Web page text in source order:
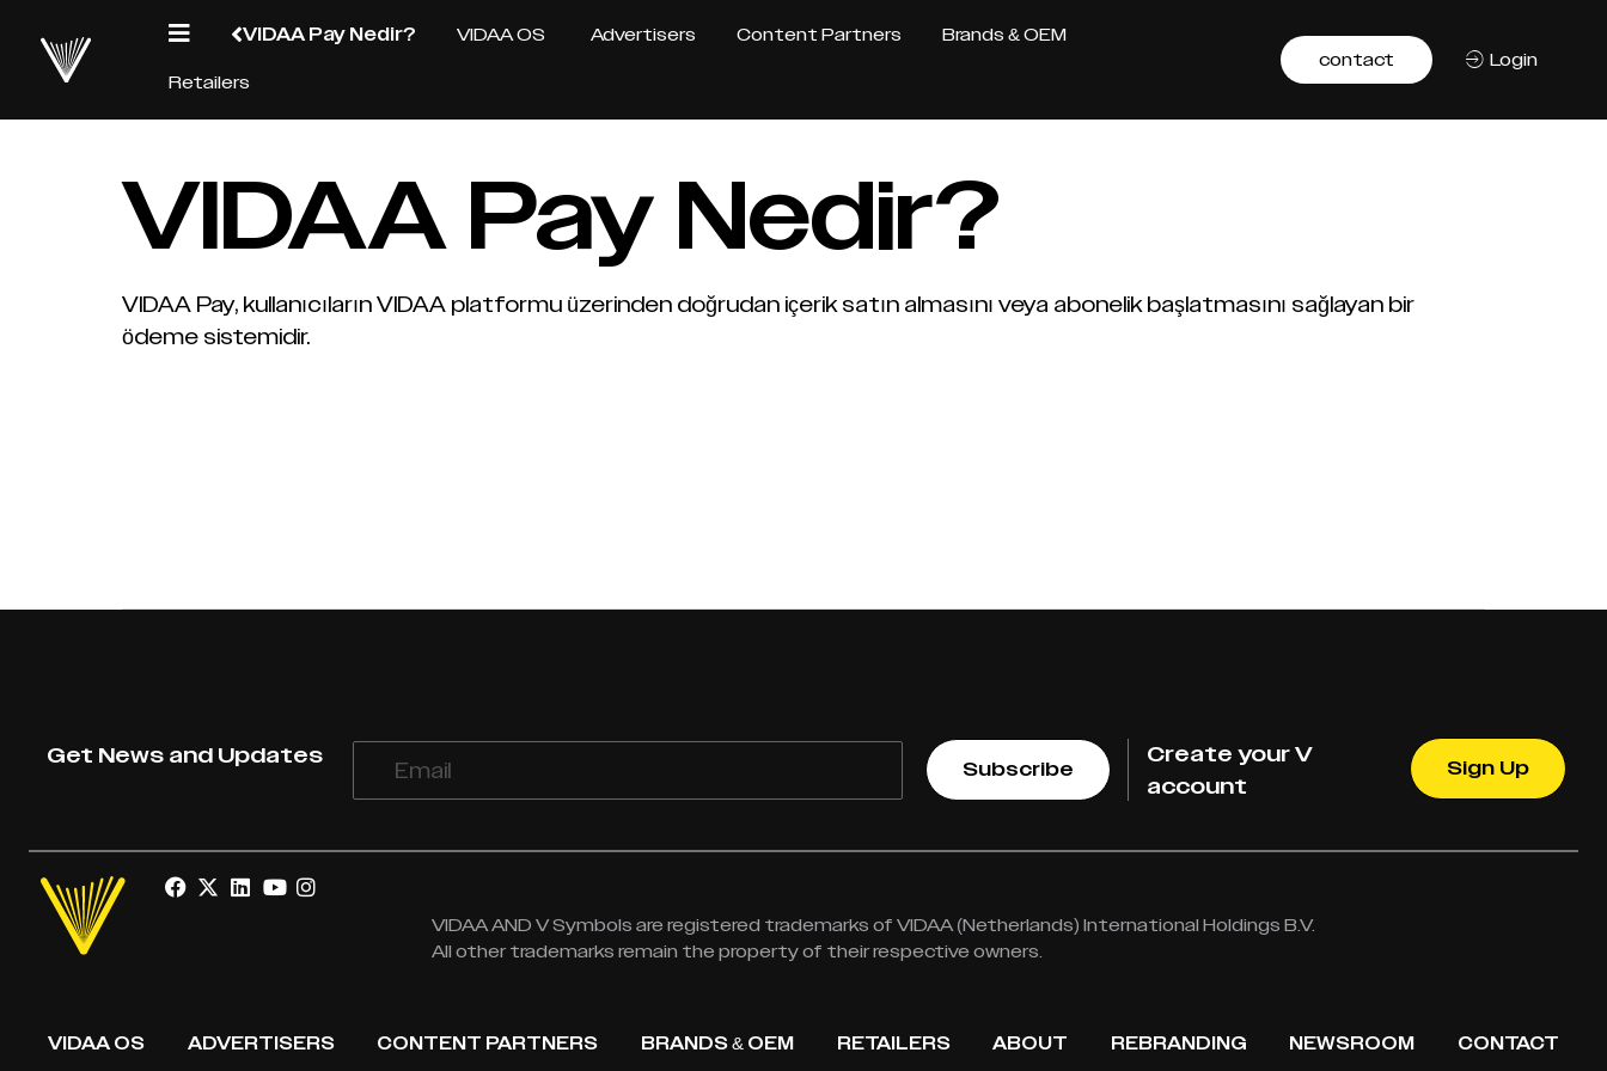
VIDAA Pay Nedir? VIDAA OS Advertisers Content Partners
Brands & OEM
Retailers
contact Login
VIDAA Pay Nedir?
VIDAA Pay, kullanıcıların VIDAA platformu üzerinden doğrudan içerik satın almasını veya abonelik başlatmasını sağlayan bir
ödeme sistemidir.
Get News and Updates Subscribe
Create your V
account
Sign Up
VIDAA AND V Symbols are registered trademarks of VIDAA (Netherlands) International Holdings B.V.
All other trademarks remain the property of their respective owners.
VIDAA OS ADVERTISERS CONTENT PARTNERS BRANDS & OEM RETAILERS ABOUT REBRANDING NEWSROOM CONTACT